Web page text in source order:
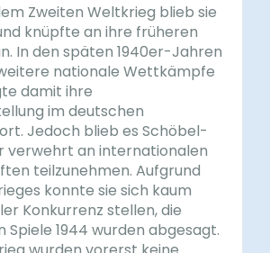
Zweiten Weltkrieg blieb sie
knüpfte an ihre früheren
In den späten 1940er-Jahren
nationale Wettkämpfe
damit ihre
im deutschen
Jedoch blieb es Schöbel-
verwehrt an internationalen
teilzunehmen. Aufgrund
konnte sie sich kaum
Konkurrenz stellen, die
Spiele 1944 wurden abgesagt.